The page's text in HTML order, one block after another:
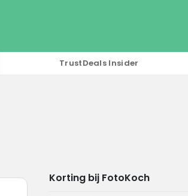
TrustDeals Insider
Korting bij FotoKoch